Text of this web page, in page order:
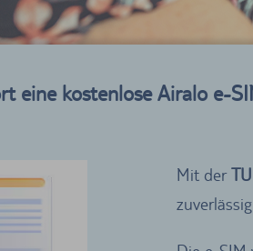
eine kostenlose Airalo e-
Mit der